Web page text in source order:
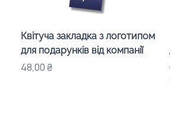
Квітуча закладка з логотипом
для подарунків від компанії
Ціна
48,00 ₴
для
Ціна